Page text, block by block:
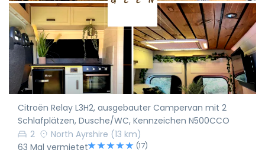
Citroën Relay L3H2, ausgebauter Campervan mit 2
Schlafplätzen, Dusche/WC, Kennzeichen N500CCO
2
North Ayrshire (13 km)
63 Mal vermietet
(17)